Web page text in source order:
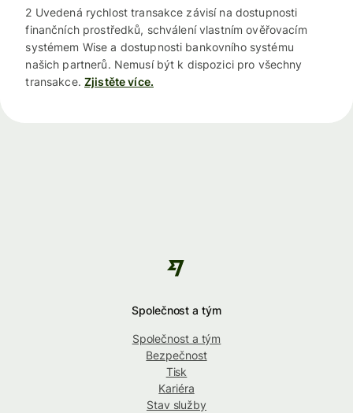
2 Uvedená rychlost transakce závisí na dostupnosti
finančních prostředků, schválení vlastním ověřovacím
systémem Wise a dostupnosti bankovního systému
našich partnerů. Nemusí být k dispozici pro všechny
transakce. Zjistěte více.
Společnost a tým
Společnost a tým
Bezpečnost
Tisk
Kariéra
Stav služby